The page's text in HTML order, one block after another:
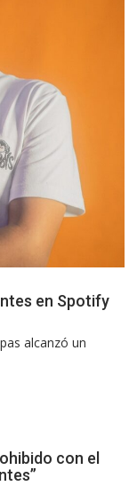
en Spotify
alcanzó un
con el